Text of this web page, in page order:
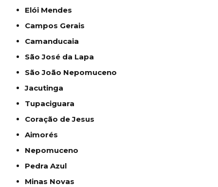
Elói Mendes
Campos Gerais
Camanducaia
São José da Lapa
São João Nepomuceno
Jacutinga
Tupaciguara
Coração de Jesus
Aimorés
Nepomuceno
Pedra Azul
Minas Novas